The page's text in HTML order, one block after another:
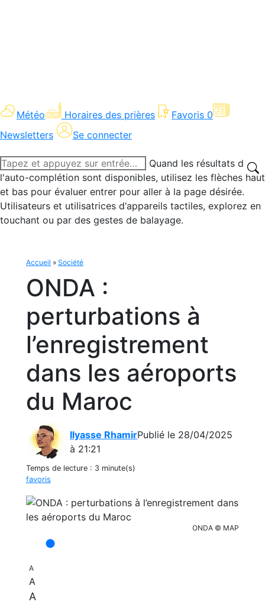
Météo Horaires des prières Favoris 0
Newsletters
Se connecter
Recherche
:
Quand les résultats de
l'auto-complétion sont disponibles, utilisez les flèches haut
et bas pour évaluer entrer pour aller à la page désirée.
Utilisateurs et utilisatrices d‘appareils tactiles, explorez en
touchant ou par des gestes de balayage.
Accueil » Société
ONDA :
perturbations à
l’enregistrement
dans les aéroports
du Maroc
Ilyasse RhamirPublié le 28/04/2025
à 21:21
Temps de lecture : 3 minute(s)
favoris
ONDA © MAP
A
A
A